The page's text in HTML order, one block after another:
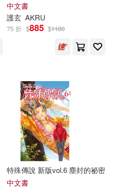
中文書
護玄 AKRU
75 折 $885 $1180
特殊傳說 新版vol.6 塵封的祕密
中文書